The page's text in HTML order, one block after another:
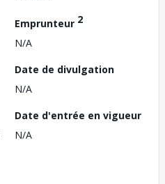
Emprunteur 2
N/A
Date de divulgation
N/A
Date d'entrée en vigueur
N/A